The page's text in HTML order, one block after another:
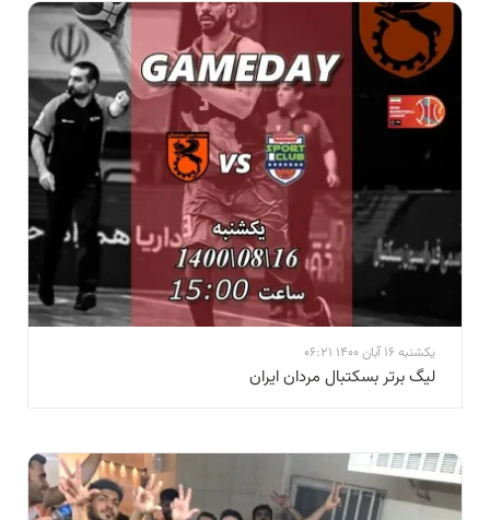
یکشنبه 16 آبان 1400 06:21
لیگ برتر بسکتبال مردان ایران